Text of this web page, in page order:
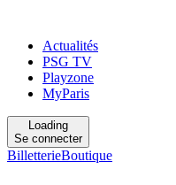
Actualités
PSG TV
Playzone
MyParis
Loading
Se connecter
BilletterieBoutique